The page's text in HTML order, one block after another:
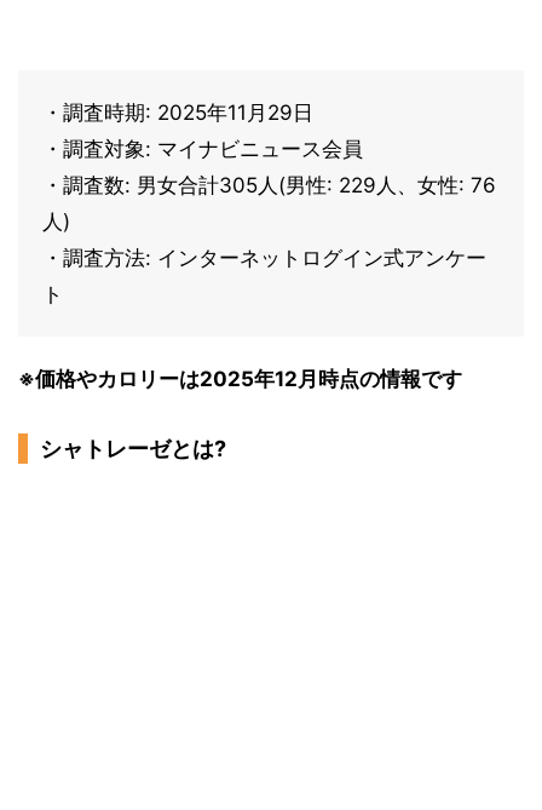
・調査時期: 2025年11月29日
・調査対象: マイナビニュース会員
・調査数: 男女合計305人(男性: 229人、女性: 76
人)
・調査方法: インターネットログイン式アンケー
ト
※価格やカロリーは2025年12月時点の情報です
シャトレーゼとは?